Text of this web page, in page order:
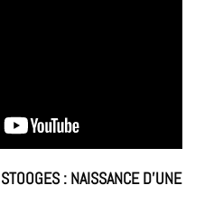
: NAISSANCE D’UNE